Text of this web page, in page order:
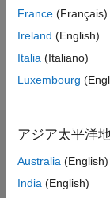
メ
ッ
ー
バッジ
バ
France (Français)
Ireland (English)
Italia (Italiano)
Luxembourg
アジア太平洋
Australia (English)
India (English)